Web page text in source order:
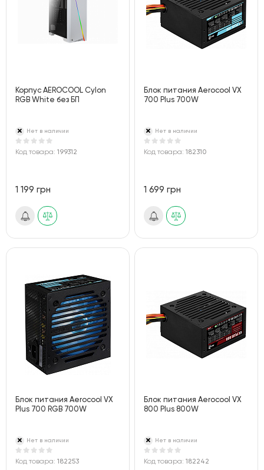
Корпус AEROCOOL Cylon
RGB White без БП
Нет в наличии
Код товара: 199312
1 199 грн
Блок питания Aerocool VX
700 Plus 700W
Нет в наличии
Код товара:182310
1 699 грн
Блок питания Aerocool VX
Plus 700 RGB 700W
Нет в наличии
Код товара: 182253
Блок питания Aerocool VX
800 Plus 800W
Нет в наличии
Код товара:182242